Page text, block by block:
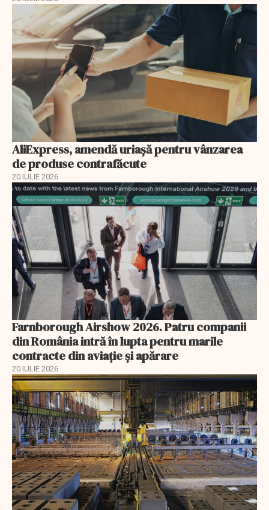
AliExpress, amendă uriaşă pentru vânzarea
de produse contrafăcute
20 IULIE 2026
Farnborough Airshow 2026. Patru companii
din România intră în lupta pentru marile
contracte din aviație și apărare
20 IULIE 2026